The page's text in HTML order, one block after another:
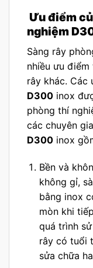
Ưu điểm
nghiệm
Sàng rây
nhiều ưu
rây khác. Các
D300 inox
phòng thí
các chuyên
D300 inox
Bền và
không gỉ,
bằng inox
mòn khi
quá trình
rây có tuổi
sửa chữa